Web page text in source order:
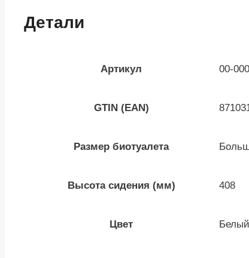
Детали
Артикул 00-
GTIN (EAN)
Размер биотуалета
Высота сидения (мм) 408
Цвет Белый